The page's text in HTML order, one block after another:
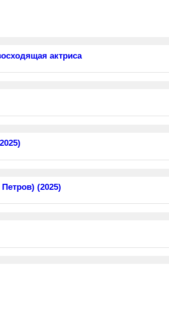
актриса
(2025)